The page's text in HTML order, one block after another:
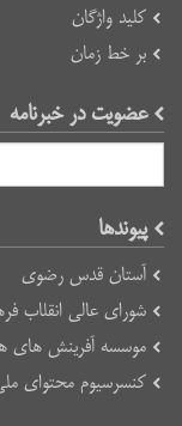
کلید واژگان
بر خط زمان
عضویت در خبرنامه
پیوند‌ها
آستان قدس رضوی
شورای عالی انقلاب
موسسه آفرینش های
کنسرسیوم محتوای